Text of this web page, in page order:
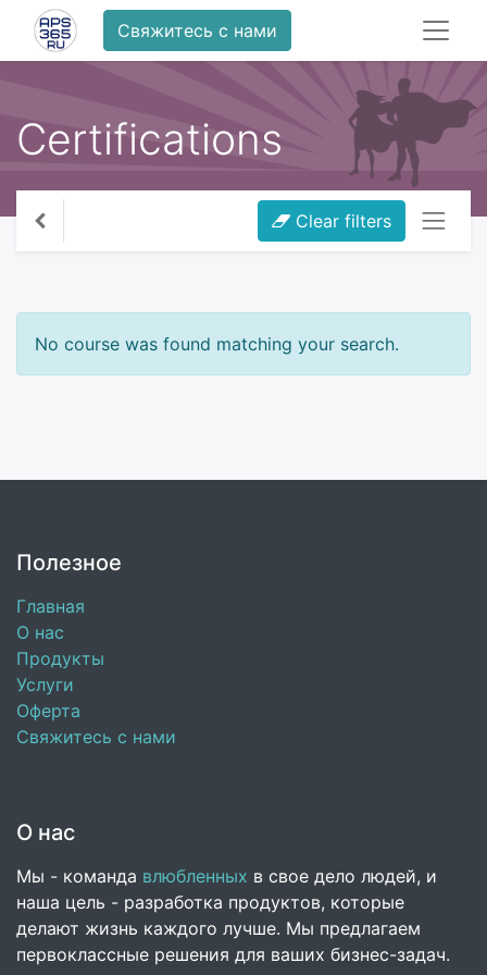
Свяжитесь с нами
Certifications
Clear filters
No course was found matching your search.
Полезное
Главная
О нас
Продукты
Услуги
Оферта
Свяжитесь с нами
О нас
Мы - команда влюбленных в свое дело людей, и
наша цель - разработка продуктов, которые
делают жизнь каждого лучше. Мы предлагаем
первоклассные решения для ваших бизнес-задач.